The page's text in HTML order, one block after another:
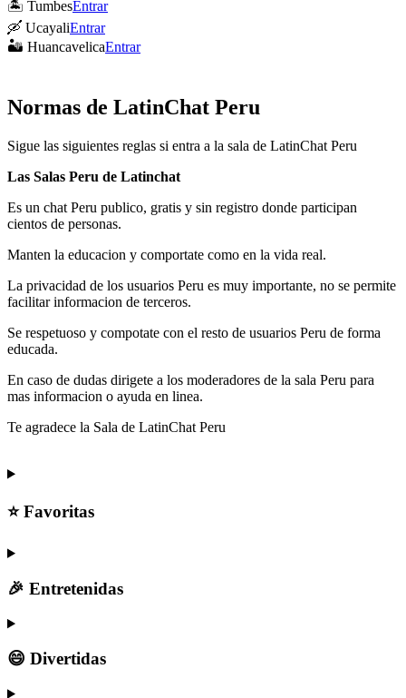
🏝 TumbesEntrar
🛶 UcayaliEntrar
🏜 HuancavelicaEntrar
Normas de LatinChat Peru
Sigue las siguientes reglas si entra a la sala de LatinChat Peru
Las Salas Peru de Latinchat
Es un chat Peru publico, gratis y sin registro donde participan
cientos de personas.
Manten la educacion y comportate como en la vida real.
La privacidad de los usuarios Peru es muy importante, no se permite
facilitar informacion de terceros.
Se respetuoso y compotate con el resto de usuarios Peru de forma
educada.
En caso de dudas dirigete a los moderadores de la sala Peru para
mas informacion o ayuda en linea.
Te agradece la Sala de LatinChat Peru
⭐ Favoritas
🎉 Entretenidas
😄 Divertidas